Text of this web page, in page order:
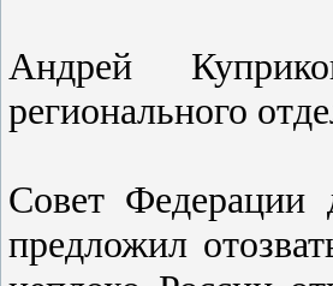
Андрей
регионального
Cовет
предложил